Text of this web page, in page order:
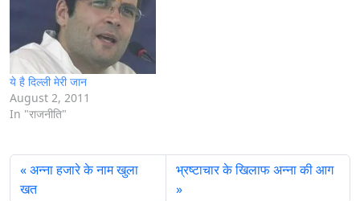
ये है दिल्ली मेरी जान
August 2, 2011
In "राजनीति"
अन्ना हजारे के नाम खुला
खत
भ्रष्टाचार के खिलाफ अन्ना की आग